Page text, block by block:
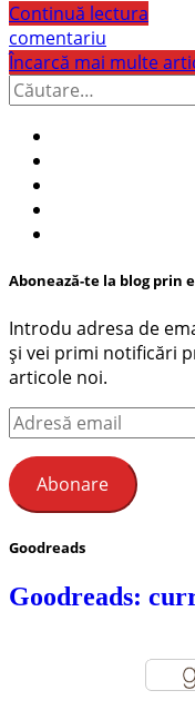
Continuă lectura
comentariu
Încarcă mai multe
Caută
după:
Abonează-te la blog prin
Introdu adresa de
și vei primi notificări
articole noi.
Adresă
email
Abonare
Goodreads
Goodreads: